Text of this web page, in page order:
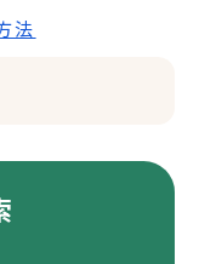
法